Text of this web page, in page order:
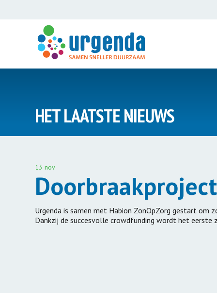
Klimaatzaak
54puntenplan
Windmolens met
ZonOpZorg
HET LAATSTE NIEUWS
13 nov
Urgenda is samen met Habion ZonOpZorg gestart om
Dankzij de succesvolle crowdfunding wordt het eerste